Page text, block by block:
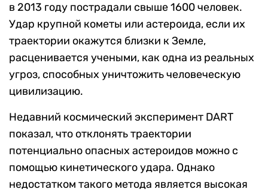
в 2013 году пострадали свыше 1600 человек.
Удар крупной кометы или астероида, если их
траектории окажутся близки к Земле,
расценивается учеными, как одна из реальных
угроз, способных уничтожить человеческую
цивилизацию.
Недавний космический эксперимент DART
показал, что отклонять траектории
потенциально опасных астероидов можно с
помощью кинетического удара. Однако
недостатком такого метода является высокая